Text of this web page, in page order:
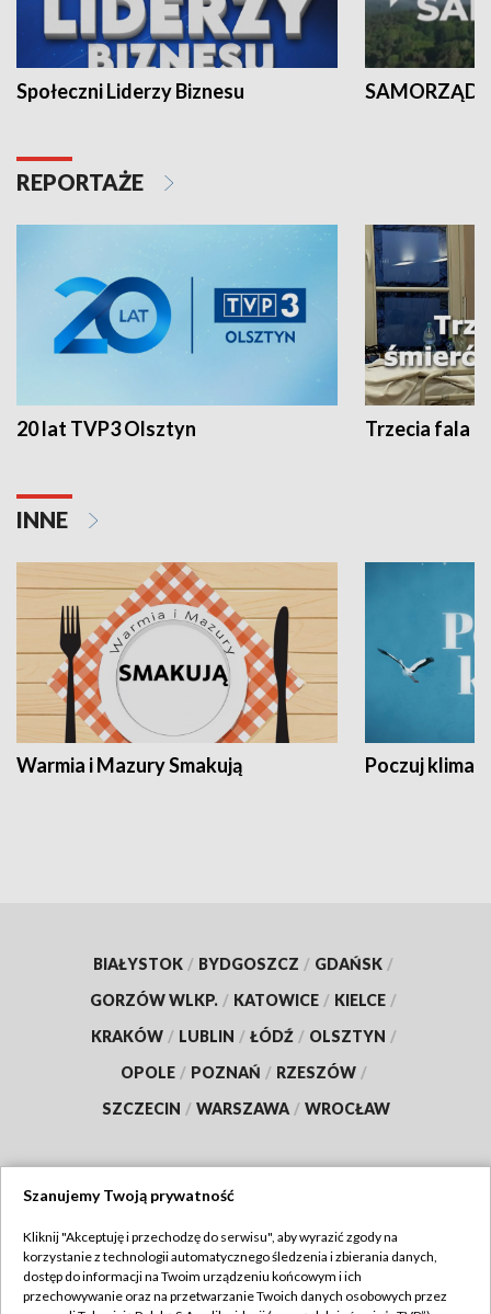
Społeczni Liderzy Biznesu SAMORZĄD
REPORTAŻE
20 lat TVP3 Olsztyn Trzecia fala -
INNE
Warmia i Mazury Smakują Poczuj klimat
BIAŁYSTOK / BYDGOSZCZ / GDAŃSK /
GORZÓW WLKP. / KATOWICE / KIELCE /
KRAKÓW / LUBLIN / ŁÓDŹ / OLSZTYN /
OPOLE / POZNAŃ / RZESZÓW /
SZCZECIN / WARSZAWA / WROCŁAW
TVP
Abonament TVP
Regulamin TVP
Szanujemy Twoją prywatność
Kliknij "Akceptuję i przechodzę do serwisu", aby wyrazić zgody na
korzystanie z technologii automatycznego śledzenia i zbierania danych,
dostęp do informacji na Twoim urządzeniu końcowym i ich
przechowywanie oraz na przetwarzanie Twoich danych osobowych przez